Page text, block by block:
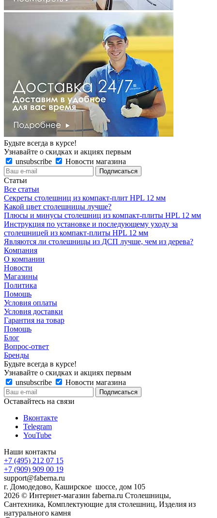
Будьте всегда в курсе!
Узнавайте о скидках и акциях первым
unsubscribe
Новости магазина
Статьи
Все статьи
Секреты столешниц из компакт-плит HPL 12 мм
Какой цвет столешницы лучше?
Плюсы и минусы столешниц из компакт-плиты HPL 12 мм
Инструкция по установке и последующему уходу за
столешницей из компакт-плиты HPL 12 мм
Являются ли столешницы из ДСП лучше, чем из дерева?
Компания
О компании
Новости
Магазины
Политика
Помощь
Условия оплаты
Условия доставки
Гарантия на товар
Помощь
Блог
Вопрос-ответ
Бренды
Будьте всегда в курсе!
Узнавайте о скидках и акциях первым
unsubscribe
Новости магазина
Оставайтесь на связи
Вконтакте
Telegram
YouTube
Наши контакты
+7 (495) 212 07 15
+7 (909) 909 00 19
support@faberna.ru
г. Домодедово, Каширское шоссе, дом 105
2026 © Интернет-магазин faberna.ru Столешницы,
Сантехника, Комплектующие для столешниц, Изделия из
натурального камня